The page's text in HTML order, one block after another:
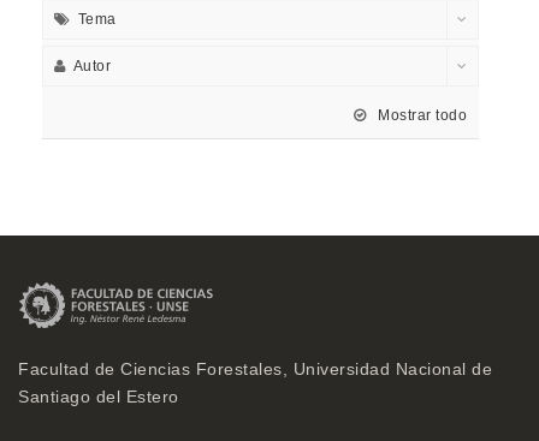
Tema
Autor
Mostrar todo
Facultad de Ciencias Forestales, Universidad Nacional de
Santiago del Estero